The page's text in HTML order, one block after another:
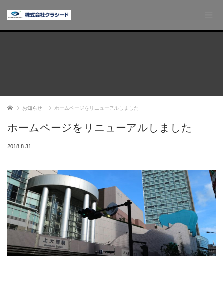
ホーム お知らせ ホームページをリニューアルしました
ホームページをリニューアルしました
2018.8.31